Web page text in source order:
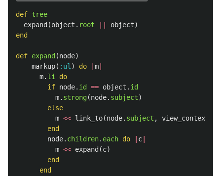
def tree
expand (object . root object)
end
def expand (node)
markup( :ul ) do m
m. li
do
if node. id == object . id
m. strong(node. subject)
else
m << link_to(node. subject , view_context
end
node. children. each do c
m << expand (c)
end
end